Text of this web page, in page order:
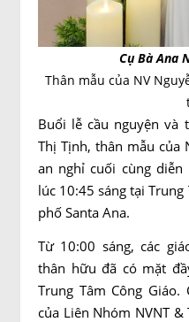
Cụ Bà Ana
Thân mẫu của NV
Buổi lễ cầu nguyện và tiễn đưa cụ bà Ana Nguyễn
Thị Tịnh, thân mẫu của
an nghỉ cuối cùng
lúc 10:45 sáng tại
phố Santa Ana.
Từ 10:00 sáng, các
thân hữu đã có mặt
Trung Tâm Công
của Liên Nhóm NVNT